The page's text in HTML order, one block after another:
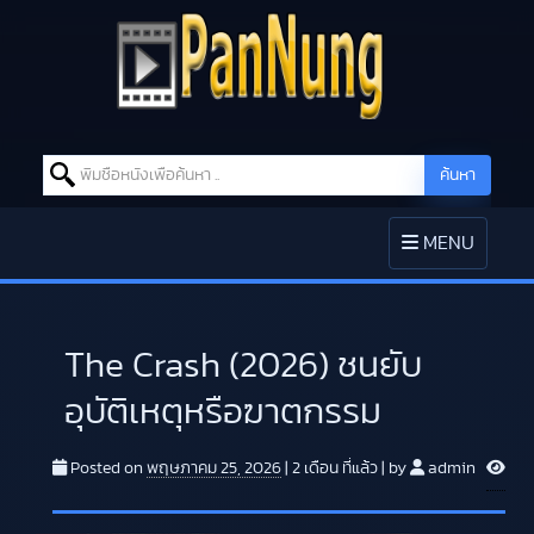
Search for: ค้นหา
TOGGLE
NAVIGATION
MENU
The Crash (2026) ชนยับ
อุบัติเหตุหรือฆาตกรรม
Posted on พฤษภาคม 25, 2026 2 เดือน ที่แล้ว by admin V
i